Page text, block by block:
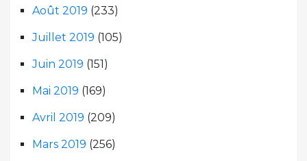
Août 2019 (233)
Juillet 2019 (105)
Juin 2019 (151)
Mai 2019 (169)
Avril 2019 (209)
Mars 2019 (256)